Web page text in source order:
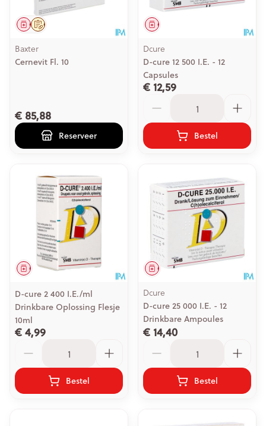
Op voorschrift
Geneesmiddel
Baxter
Cernevit Fl. 10
€ 85,88
Reserveer
Geneesmiddel
Dcure
D-cure 12 500 I.E. - 12
Capsules
€ 12,59
Bestel
Geneesmiddel
D-cure 2 400 I.E./ml
Drinkbare Oplossing Flesje
10ml
€ 4,99
Bestel
Geneesmiddel
Dcure
D-cure 25 000 I.E. - 12
Drinkbare Ampoules
€ 14,40
Bestel